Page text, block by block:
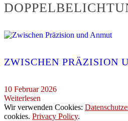
ZWISCHEN PRÄZISION
10 Februar 2026
Weiterlesen
Wir verwenden Cookies:
cookies. Privacy Policy.